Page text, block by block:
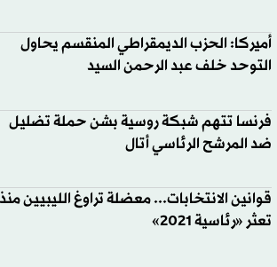
أميركا: الحزب الديمقراطي المنقسم يحاول
التوحد خلف عبد الرحمن السيد
فرنسا تتهم شبكة روسية بشن حملة تضليل
ضد المرشح الرئاسي أتال
قوانين الانتخابات... معضلة تراوغ الليبيين منذ
تعثر «رئاسية 2021»